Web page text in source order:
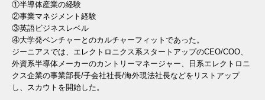
①半導体産業の経験
②事業マネジメント経験
③英語ビジネスレベル
④大学発ベンチャーとのカルチャーフィットであった。
ジーニアスでは、エレクトロニクス系スタートアップのCEO/COO、
外資系半導体メーカーのカントリーマネージャー、日系エレクトロニ
クス企業の事業部長/子会社社長/海外現法社長などをリストアップ
し、スカウトを開始した。